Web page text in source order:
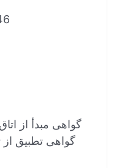
گواهی مبدأ از
گواهی تطبیق از